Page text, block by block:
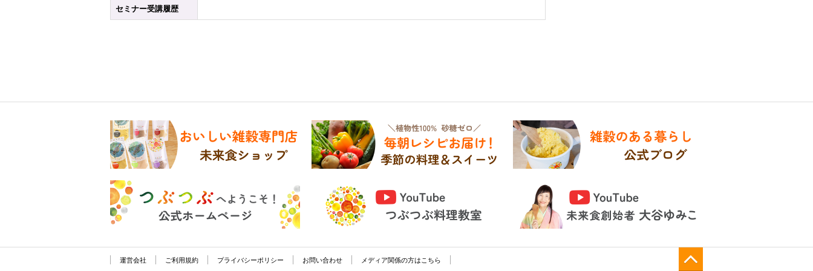
セミナー受講履歴
運営会社 ご利用規約 プライバシーポリシー お問い合わせ メディア関係の方はこちら